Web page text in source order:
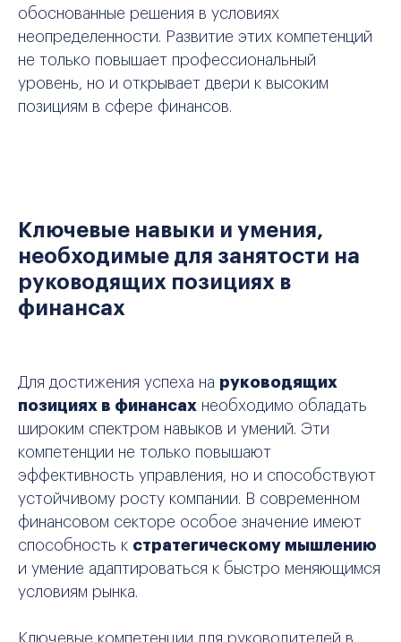
обоснованные решения в условиях
неопределенности. Развитие этих компетенций
не только повышает профессиональный
уровень, но и открывает двери к высоким
позициям в сфере финансов.
Ключевые навыки и умения,
необходимые для занятости на
руководящих позициях в
финансах
Для достижения успеха на руководящих
позициях в финансах необходимо обладать
широким спектром навыков и умений. Эти
компетенции не только повышают
эффективность управления, но и способствуют
устойчивому росту компании. В современном
финансовом секторе особое значение имеют
способность к стратегическому мышлению
и умение адаптироваться к быстро меняющимся
условиям рынка.
Ключевые компетенции для руководителей в